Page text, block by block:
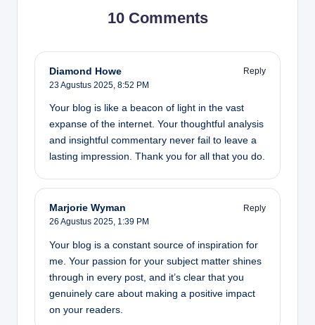
10 Comments
Diamond Howe
Reply
23 Agustus 2025, 8:52 PM
Your blog is like a beacon of light in the vast
expanse of the internet. Your thoughtful analysis
and insightful commentary never fail to leave a
lasting impression. Thank you for all that you do.
Marjorie Wyman
Reply
26 Agustus 2025, 1:39 PM
Your blog is a constant source of inspiration for
me. Your passion for your subject matter shines
through in every post, and it’s clear that you
genuinely care about making a positive impact
on your readers.